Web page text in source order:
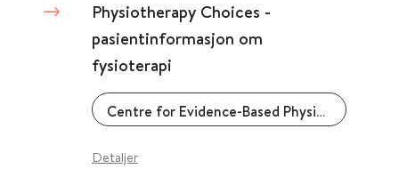
Physiotherapy Choices -
pasientinformasjon om
fysioterapi
Centre for Evidence-Based Physiotherapy (CEBP)
Detaljer